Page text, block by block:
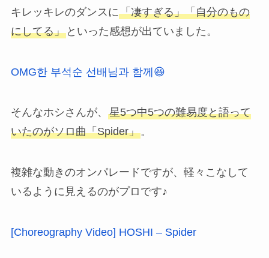
キレッキレのダンスに「凄すぎる」「自分のもの
にしてる」といった感想が出ていました。
OMG한 부석순 선배님과 함께😆
そんなホシさんが、 星5つ中5つの難易度と語って
いたのがソロ曲「Spider」。
複雑な動きのオンパレードですが、軽々こなして
いるように見えるのがプロです♪
[Choreography Video] HOSHI – Spider